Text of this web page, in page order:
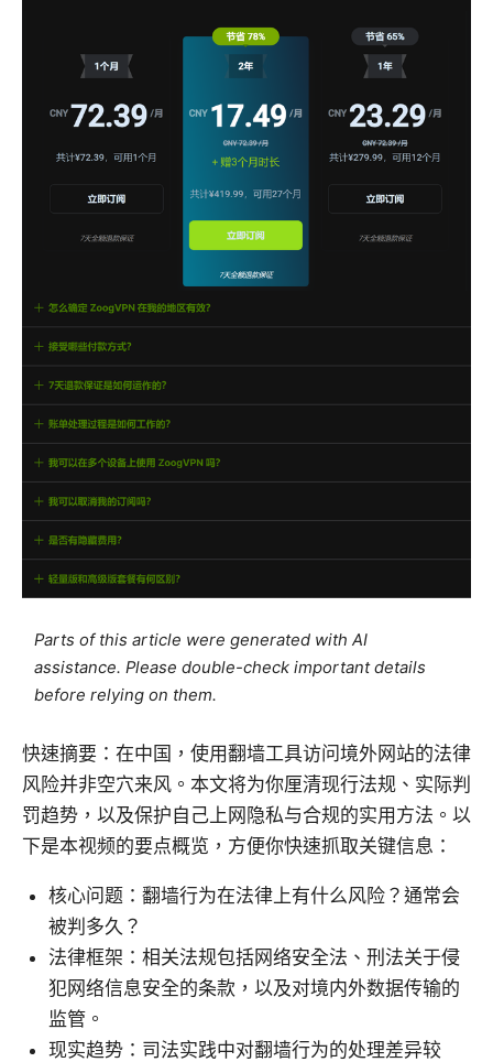
Parts of this article were generated with AI
assistance. Please double-check important details
before relying on them.
快速摘要：在中国，使用翻墙工具访问境外网站的法律
风险并非空穴来风。本文将为你厘清现行法规、实际判
罚趋势，以及保护自己上网隐私与合规的实用方法。以
下是本视频的要点概览，方便你快速抓取关键信息：
核心问题：翻墙行为在法律上有什么风险？通常会
被判多久？
法律框架：相关法规包括网络安全法、刑法关于侵
犯网络信息安全的条款，以及对境内外数据传输的
监管。
现实趋势：司法实践中对翻墙行为的处理差异较